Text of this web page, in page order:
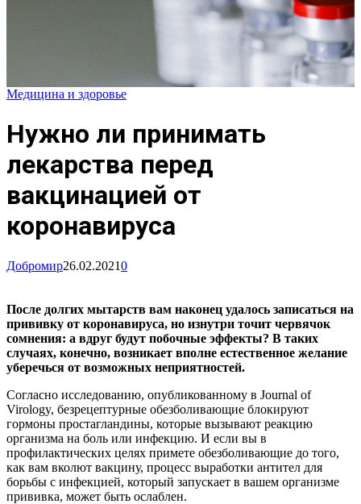
Медицина и здоровье
Нужно ли принимать
лекарства перед
вакцинацией от
коронавируса
Добромир26.02.20210
После долгих мытарств вам наконец удалось записаться на
прививку от коронавируса, но изнутри точит червячок
сомнения: а вдруг будут побочные эффекты? В таких
случаях, конечно, возникает вполне естественное желание
уберечься от возможных неприятностей.
Согласно исследованию, опубликованному в Journal of
Virology, безрецептурные обезболивающие блокируют
гормоны простагландины, которые вызывают реакцию
организма на боль или инфекцию. И если вы в
профилактических целях примете обезболивающие до того,
как вам вколют вакцину, процесс выработки антител для
борьбы с инфекцией, который запускает в вашем организме
прививка, может быть ослаблен.